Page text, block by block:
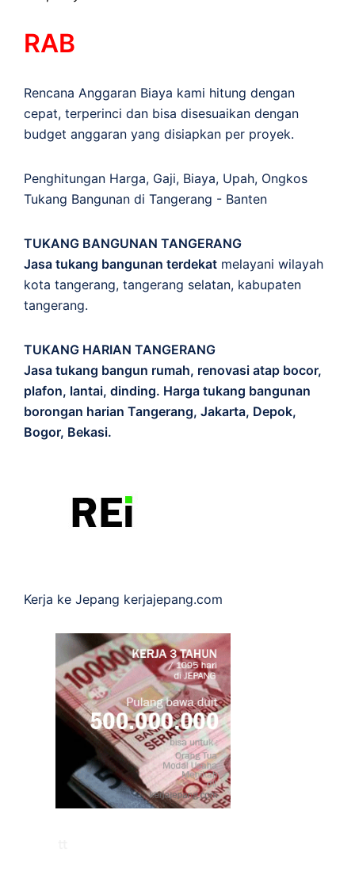
RAB
Rencana Anggaran Biaya kami hitung dengan
cepat, terperinci dan bisa disesuaikan dengan
budget anggaran yang disiapkan per proyek.
Penghitungan Harga, Gaji, Biaya, Upah, Ongkos
Tukang Bangunan di Tangerang - Banten
TUKANG BANGUNAN TANGERANG
Jasa tukang bangunan terdekat melayani wilayah
kota tangerang, tangerang selatan, kabupaten
tangerang.
TUKANG HARIAN TANGERANG
Jasa tukang bangun rumah, renovasi atap bocor,
plafon, lantai, dinding. Harga tukang bangunan
borongan harian Tangerang, Jakarta, Depok,
Bogor, Bekasi.
Kerja ke Jepang kerjajepang.com